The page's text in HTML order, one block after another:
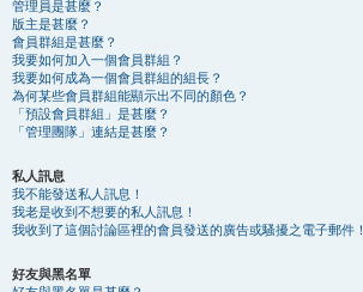
管理員是甚麼？
版主是甚麼？
會員群組是甚麼？
我要如何加入一個會員群組？
我要如何成為一個會員群組的組長？
為何某些會員群組能顯示出不同的顏色？
「預設會員群組」是甚麼？
「管理團隊」連結是甚麼？
私人訊息
我不能發送私人訊息！
我老是收到不想要的私人訊息！
我收到了這個討論區裡的會員發送的廣告或騷擾之電子郵件！
好友與黑名單